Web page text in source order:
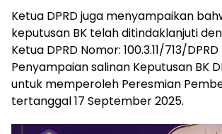
Ketua DPRD juga menyampaikan
keputusan BK telah ditindaklanjuti
Ketua DPRD Nomor: 100.3.11/713/
Penyampaian salinan Keputusan BK
untuk memperoleh Peresmian
tertanggal 17 September 2025.